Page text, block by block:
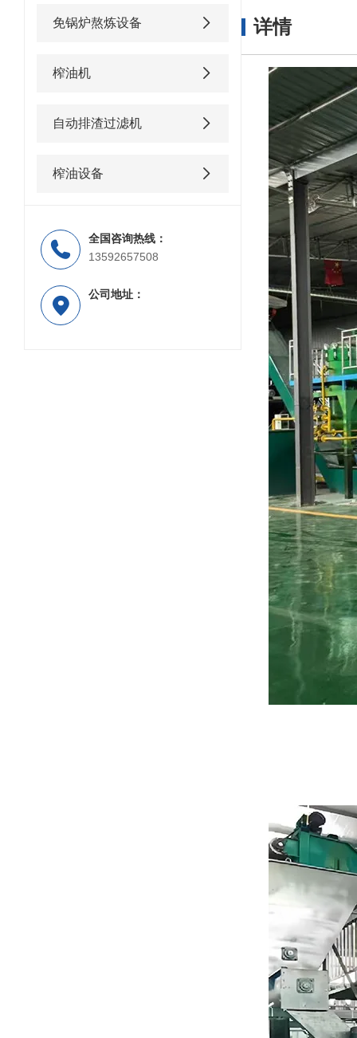
免锅炉熬炼设备
榨油机
自动排渣过滤机
榨油设备
全国咨询热线：
13592657508
公司地址：
详情